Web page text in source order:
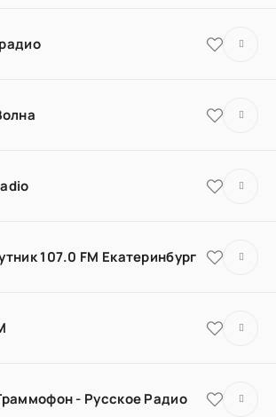
107.0 FM Екатеринбург
- Русское Радио